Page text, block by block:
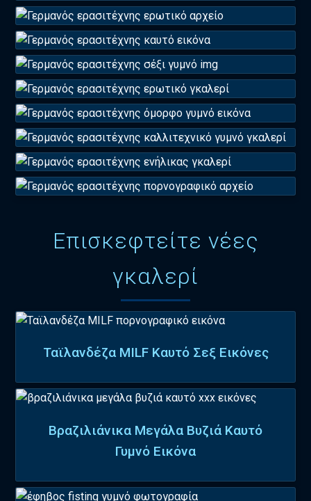
Επισκεφτείτε νέες
γκαλερί
Ταϊλανδέζα MILF Καυτό Σεξ Εικόνες
Βραζιλιάνικα Μεγάλα Βυζιά Καυτό
Γυμνό Εικόνα